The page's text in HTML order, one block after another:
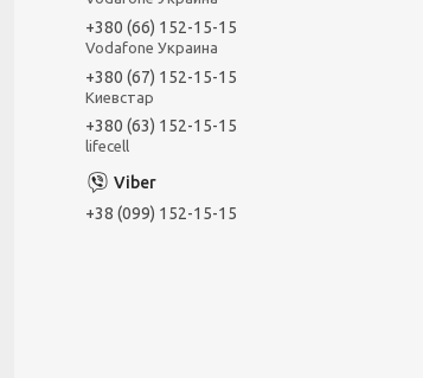
+380 (66) 152-15-15
Vodafone Украина
+380 (67) 152-15-15
Киевстар
+380 (63) 152-15-15
lifecell
+38 (099) 152-15-15